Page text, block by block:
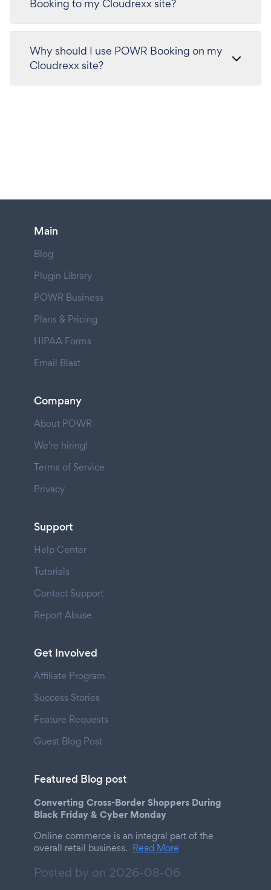
Booking to my Cloudrexx site?
Why should I use POWR Booking on my
Cloudrexx site?
Main
Blog
Plugin Library
POWR Business
Plans & Pricing
HIPAA Forms
Email Blast
Company
About POWR
We're hiring!
Terms of Service
Privacy
Support
Help Center
Tutorials
Contact Support
Report Abuse
Get Involved
Affiliate Program
Success Stories
Feature Requests
Guest Blog Post
Featured Blog post
Converting Cross-Border Shoppers During
Black Friday & Cyber Monday
Online commerce is an integral part of the
overall retail business. Read More
Posted by on 2026-08-06